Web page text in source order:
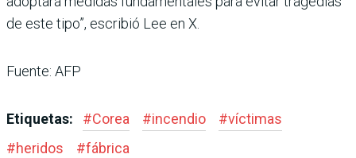
de este tipo”, escribió Lee en X.
Fuente: AFP
Etiquetas: #Corea #incendio #víctimas
#heridos #fábrica